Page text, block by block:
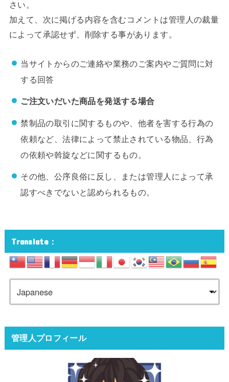
さい。
加えて、次に掲げる内容を含むコメントは管理人の裁量
によって承認せず、削除する事があります。
当サイトからのご連絡や業務のご案内やご質問に対
する回答
ご注文いだいた商品を発送する場合
禁制品の取引に関するものや、他者を害する行為の
依頼など、法律によって禁止されている物品、行為
の依頼や斡旋などに関するもの。
その他、公序良俗に反し、または管理人によって承
認すべきでないと認められるもの。
Translate：
管理人プロフィール